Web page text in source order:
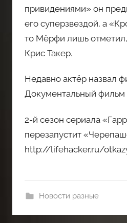
привидениями» он
его суперзвездой, а
то Мёрфи лишь отметил,
Крис Такер.
Недавно актёр назвал
Документальный фильм
2-й сезон сериала
перезапустит
http://lifehacker.ru/
Новости разные